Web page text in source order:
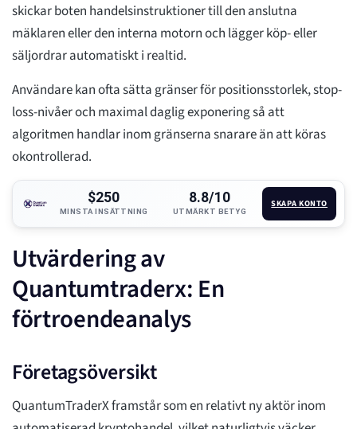
skickar boten handelsinstruktioner till den anslutna
mäklaren eller den interna motorn och lägger köp- eller
säljordrar automatiskt i realtid.
Användare kan ofta sätta gränser för positionsstorlek, stop-
loss-nivåer och maximal daglig exponering så att
algoritmen handlar inom gränserna snarare än att köras
okontrollerad.
$250
MINSTA INSÄTTNING
8.8/10
UTMÄRKT BETYG
SKAPA KONTO
Utvärdering av
Quantumtraderx: En
förtroendeanalys
Företagsöversikt
QuantumTraderX framstår som en relativt ny aktör inom